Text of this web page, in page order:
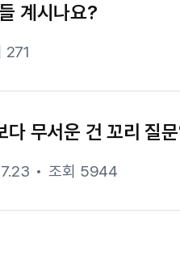
계시나요?
271
무서운 건 꼬리 질
조회 5944